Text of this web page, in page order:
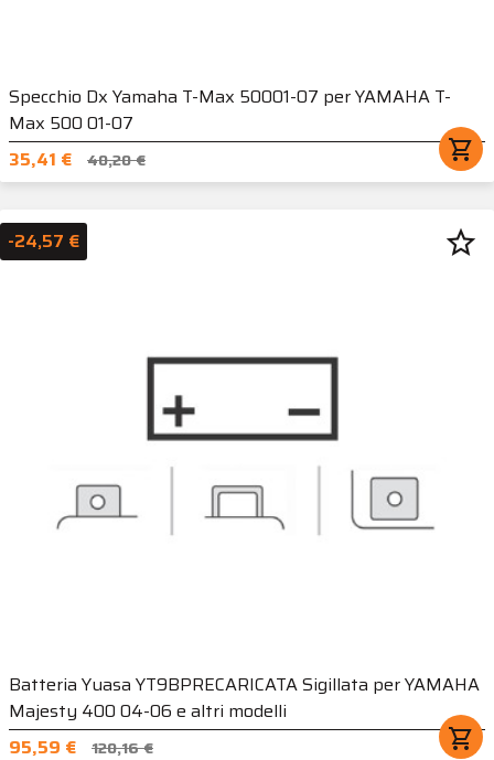
Specchio Dx Yamaha T-Max 50001-07 per YAMAHA T-
Max 500 01-07
35,41 €
40,20 € shopping_cart
Batteria Yuasa YT9BPRECARICATA Sigillata per YAMAHA
Majesty 400 04-06 e altri modelli
95,59 €
120,16 € shopping_cart
-24,57 € star_border